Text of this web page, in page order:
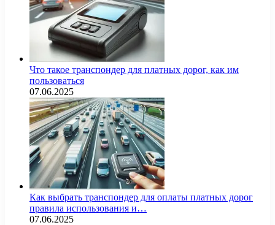
Что такое транспондер для платных дорог, как им
пользоваться
07.06.2025
Как выбрать транспондер для оплаты платных дорог
правила использования и…
07.06.2025